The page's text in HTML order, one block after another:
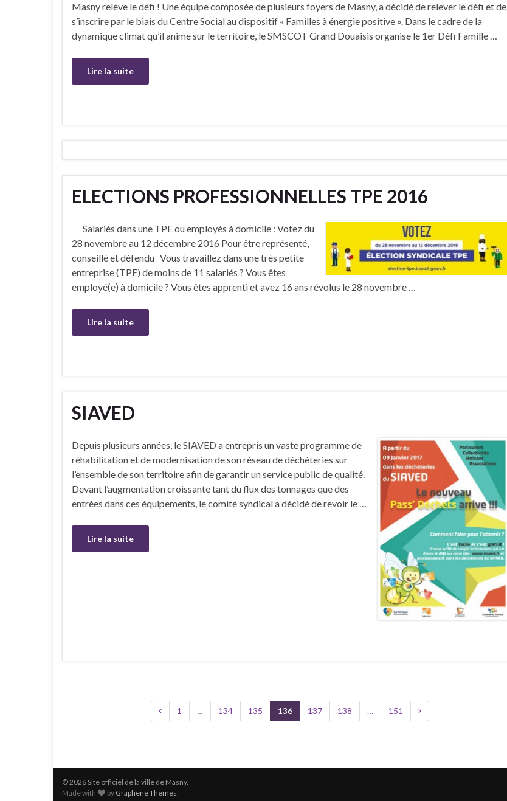
Masny relève le défi ! Une équipe composée de plusieurs foyers de Masny, a décidé de relever le défi et de
s’inscrire par le biais du Centre Social au dispositif « Familles à énergie positive ». Dans le cadre de la
dynamique climat qu’il anime sur le territoire, le SMSCOT Grand Douaisis organise le 1er Défi Famille …
Lire la suite
ELECTIONS PROFESSIONNELLES TPE 2016
Salariés dans une TPE ou employés à domicile : Votez du
28 novembre au 12 décembre 2016 Pour être représenté,
conseillé et défendu Vous travaillez dans une très petite
entreprise (TPE) de moins de 11 salariés ? Vous êtes
employé(e) à domicile ? Vous êtes apprenti et avez 16 ans révolus le 28 novembre …
Lire la suite
SIAVED
Depuis plusieurs années, le SIAVED a entrepris un vaste programme de
réhabilitation et de modernisation de son réseau de déchèteries sur
l’ensemble de son territoire afin de garantir un service public de qualité.
Devant l’augmentation croissante tant du flux des tonnages que des
entrées dans ces équipements, le comité syndical a décidé de revoir le …
Lire la suite
1 … 134 135 136 137 138 … 151
© 2026 Site officiel de la ville de Masny.
Made with
by Graphene Themes